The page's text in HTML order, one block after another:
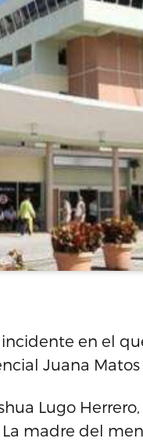
en el
Juana
Lugo
madre del